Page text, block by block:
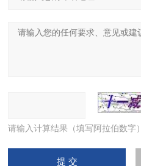
请输入计算结果（填写阿拉伯数字